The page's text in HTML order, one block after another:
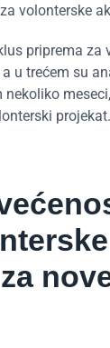
volonterske
priprema za
u trećem su